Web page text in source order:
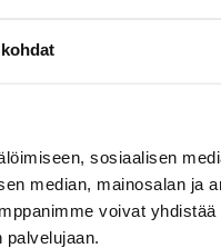
sosiaalisen
median, mainosalan ja
voivat
palvelujaan.